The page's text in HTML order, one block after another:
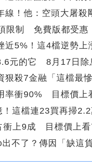
線！他：空頭大屠殺
限制 免費版都受惠
近5%！這4檔逆勢上
元的它 8月17日除
狠殺7金融「這檔最慘
率衝90% 目標價上
這檔連23買再掃2.2
衝上9成 目標價上看
不了？傳因「缺這貨